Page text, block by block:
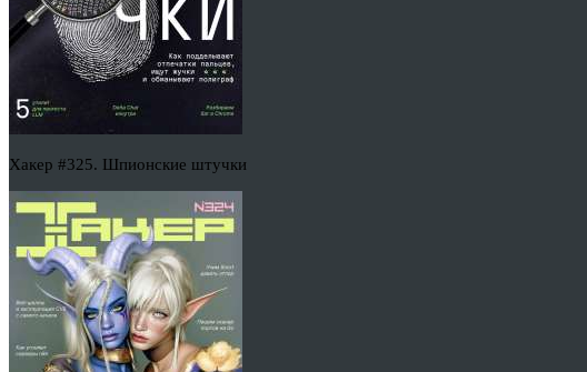
Хакер #325. Шпионские штучки